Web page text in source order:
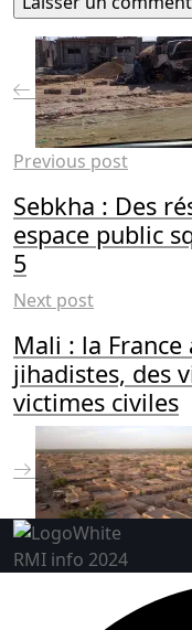
Previous post
Sebkha : Des
espace public
5
Next post
Mali : la
jihadistes, des
victimes civiles
RMI info 2024